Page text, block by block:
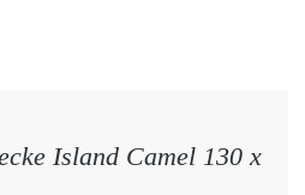
Island Camel 130 x